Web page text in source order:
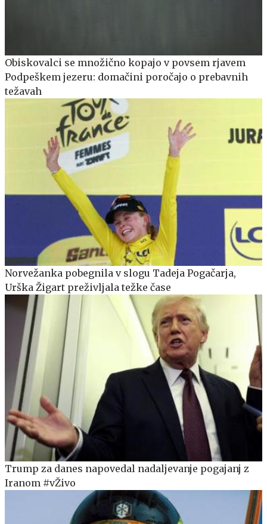
Obiskovalci se množično kopajo v povsem rjavem
Podpeškem jezeru: domačini poročajo o prebavnih
težavah
Norvežanka pobegnila v slogu Tadeja Pogačarja,
Urška Žigart preživljala težke čase
Trump za danes napovedal nadaljevanje pogajanj z
Iranom #vŽivo